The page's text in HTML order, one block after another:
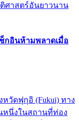
ศาสตร์อันยาวนาน
กอินห้ามพลาดเมื่อ
หวัดฟุกุอิ (Fukui) ทาง
หนึ่งในสถานที่ท่อง